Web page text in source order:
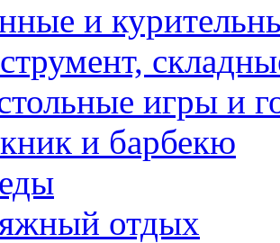
и
игры и
и барбекю
отдых